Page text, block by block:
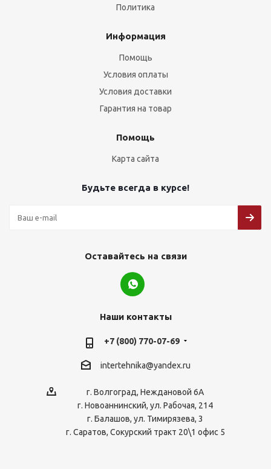
Политика
Информация
Помощь
Условия оплаты
Условия доставки
Гарантия на товар
Помощь
Карта сайта
Будьте всегда в курсе!
Оставайтесь на связи
Наши контакты
+7 (800) 770-07-69
intertehnika@yandex.ru
г. Волгоград, Неждановой 6А
г. Новоаннинский, ул. Рабочая, 214
г. Балашов, ул. Тимирязева, 3
г. Саратов, Сокурский тракт 20\1 офис 5